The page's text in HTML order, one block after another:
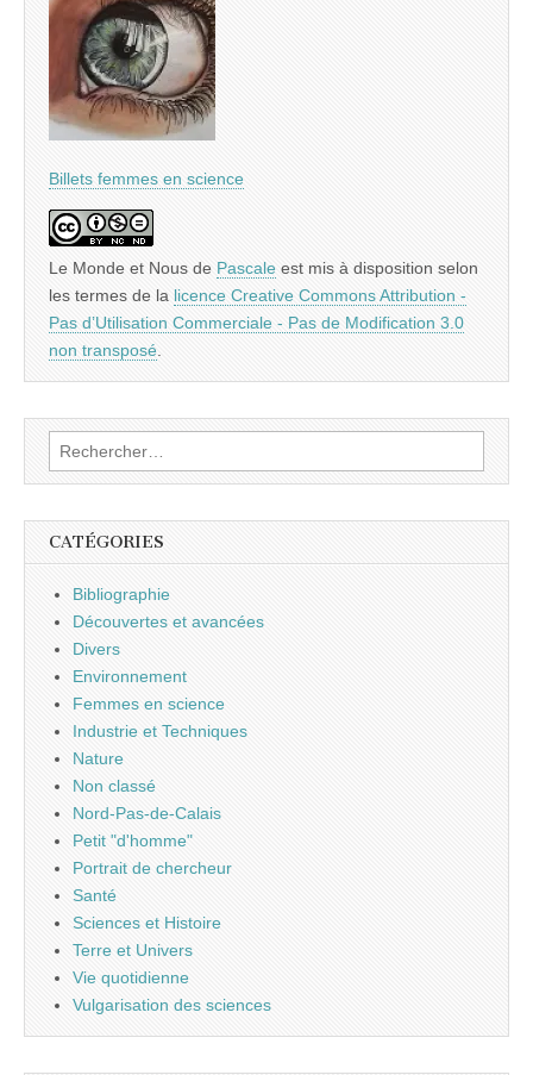
Billets femmes en science
Le Monde et Nous de Pascale est mis à disposition selon
les termes de la licence Creative Commons Attribution -
Pas d’Utilisation Commerciale - Pas de Modification 3.0
non transposé
Rechercher :
CATÉGORIES
Bibliographie
Découvertes et avancées
Divers
Environnement
Femmes en science
Industrie et Techniques
Nature
Non classé
Nord-Pas-de-Calais
Petit "d'homme"
Portrait de chercheur
Santé
Sciences et Histoire
Terre et Univers
Vie quotidienne
Vulgarisation des sciences